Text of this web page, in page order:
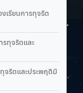
เรียนการทุจริต
รทุจริตและ
จริตและประพฤติมิ